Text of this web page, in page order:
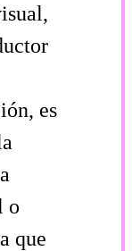
es
o
que